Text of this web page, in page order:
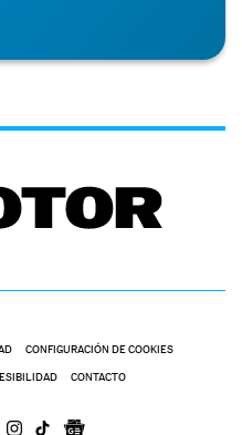
CONFIGURACIÓN DE COOKIES
CONTACTO